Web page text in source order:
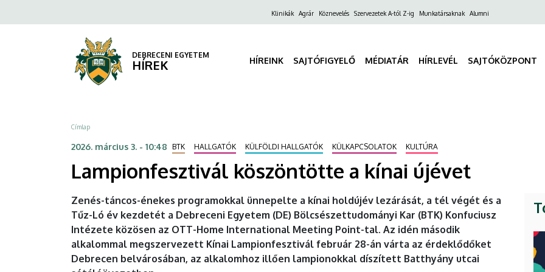
köszöntötte
DEBRECENI
EGYETEM
a
FelsőKlinikák Agrár Köznevelés Szervezetek A-tól Z-ig Munkatársaknak Alumni
DEBRECENI EGYETEM
HÍREK HÍREINK SAJTÓFIGYELŐ MÉDIATÁR HÍRLEVÉL SAJTÓKÖZPONT
Morzsa
Címlap
2026. március 3. - 10:48 BTK HALLGATÓK KÜLFÖLDI HALLGATÓK KÜLKAPCSOLATOK KULTÚRA
Lampionfesztivál köszöntötte a kínai újévet
Zenés-táncos-énekes programokkal ünnepelte a kínai holdújév lezárását, a tél végét és a
Tűz-Ló év kezdetét a Debreceni Egyetem (DE) Bölcsészettudományi Kar (BTK) Konfuciusz
Intézete közösen az OTT-Home International Meeting Point-tal. Az idén második
alkalommal megszervezett Kínai Lampionfesztivál február 28-án várta az érdeklődőket
Debrecen belvárosában, az alkalomhoz illően lampionokkal díszített Batthyány utcai